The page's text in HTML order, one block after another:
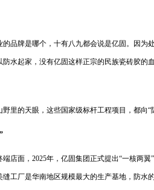
品牌是哪个，十有八九都会说是亿固。因为
水起家，没有亿固这样正宗的民族瓷砖胶的
里的天眼，这些国家级标杆工程项目，都向
”
端店面，2025年，亿固集团正式提出“一核两
工厂是华南地区规模最大的生产基地，防水